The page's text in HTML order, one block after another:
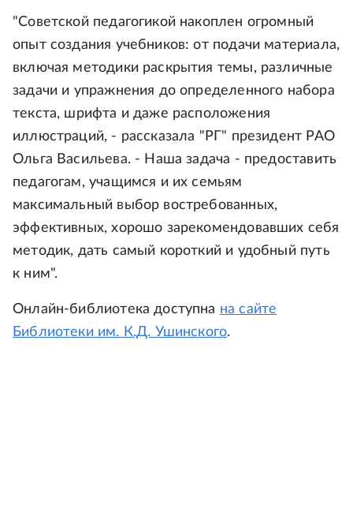
"Советской педагогикой накоплен огромный
опыт создания учебников: от подачи материала,
включая методики раскрытия темы, различные
задачи и упражнения до определенного набора
текста, шрифта и даже расположения
иллюстраций, - рассказала "РГ" президент РАО
Ольга Васильева. - Наша задача - предоставить
педагогам, учащимся и их семьям
максимальный выбор востребованных,
эффективных, хорошо зарекомендовавших себя
методик, дать самый короткий и удобный путь
к ним".
Онлайн-библиотека доступна на сайте
Библиотеки им. К.Д. Ушинского.